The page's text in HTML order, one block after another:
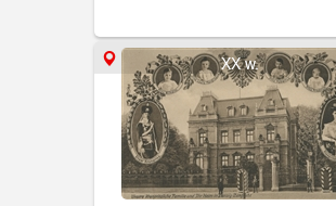
Grunwaldzka 114). Obieg 1912 r.
XX w.